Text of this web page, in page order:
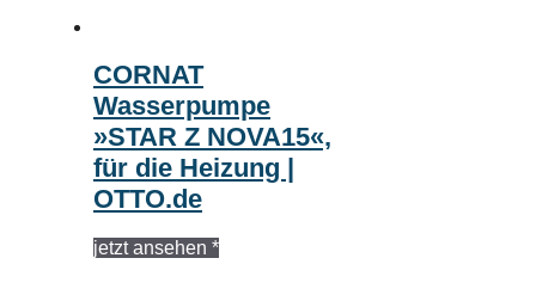
CORNAT
Wasserpumpe
»STAR Z NOVA15«,
für die Heizung |
OTTO.de
jetzt ansehen *